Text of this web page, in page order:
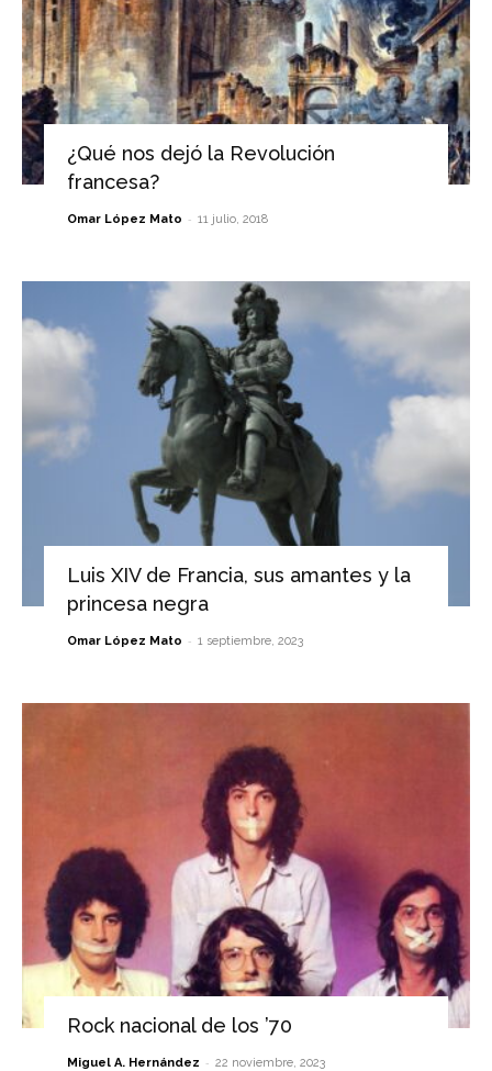
¿Qué nos dejó la Revolución
francesa?
Omar López Mato - 11 julio, 2018
Luis XIV de Francia, sus amantes y la
princesa negra
Omar López Mato - 1 septiembre, 2023
Rock nacional de los ’70
Miguel A. Hernández - 22 noviembre, 2023